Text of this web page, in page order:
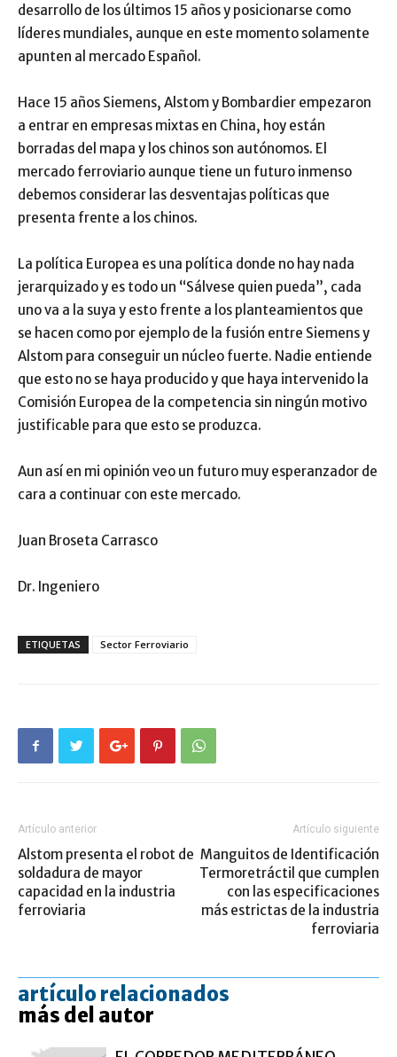
desarrollo de los últimos 15 años y posicionarse como
líderes mundiales, aunque en este momento solamente
apunten al mercado Español.
Hace 15 años Siemens, Alstom y Bombardier empezaron
a entrar en empresas mixtas en China, hoy están
borradas del mapa y los chinos son autónomos. El
mercado ferroviario aunque tiene un futuro inmenso
debemos considerar las desventajas políticas que
presenta frente a los chinos.
La política Europea es una política donde no hay nada
jerarquizado y es todo un “Sálvese quien pueda”, cada
uno va a la suya y esto frente a los planteamientos que
se hacen como por ejemplo de la fusión entre Siemens y
Alstom para conseguir un núcleo fuerte. Nadie entiende
que esto no se haya producido y que haya intervenido la
Comisión Europea de la competencia sin ningún motivo
justificable para que esto se produzca.
Aun así en mi opinión veo un futuro muy esperanzador de
cara a continuar con este mercado.
Juan Broseta Carrasco
Dr. Ingeniero
ETIQUETAS Sector Ferroviario
Artículo anterior
Alstom presenta el robot de
soldadura de mayor
capacidad en la industria
ferroviaria
Artículo siguiente
Manguitos de Identificación
Termoretráctil que cumplen
con las especificaciones
más estrictas de la industria
ferroviaria
artículo relacionados
más del autor